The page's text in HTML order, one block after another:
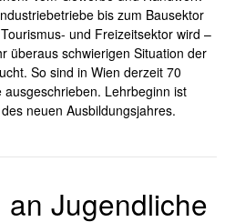
bis zum Bausektor
und Freizeitsektor wird –
überaus schwierigen Situation der
So sind in Wien derzeit 70
Lehrbeginn ist
neuen Ausbildungsjahres.
an Jugendliche